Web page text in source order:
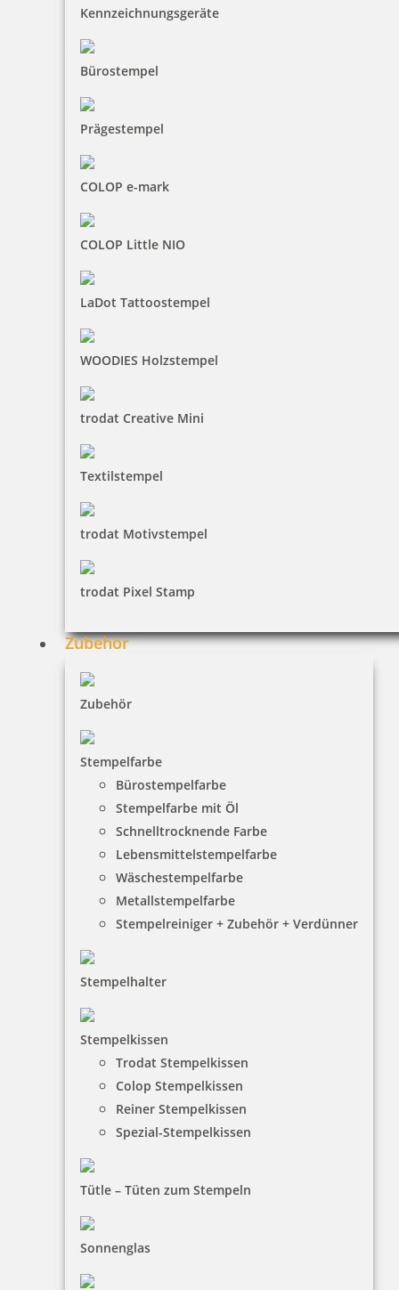
Kennzeichnungsgeräte
Bürostempel
Prägestempel
COLOP e-mark
COLOP Little NIO
LaDot Tattoostempel
WOODIES Holzstempel
trodat Creative Mini
Textilstempel
trodat Motivstempel
trodat Pixel Stamp
Zubehör
Zubehör
Stempelfarbe
Bürostempelfarbe
Stempelfarbe mit Öl
Schnelltrocknende Farbe
Lebensmittelstempelfarbe
Wäschestempelfarbe
Metallstempelfarbe
Stempelreiniger + Zubehör + Verdünner
Stempelhalter
Stempelkissen
Trodat Stempelkissen
Colop Stempelkissen
Reiner Stempelkissen
Spezial-Stempelkissen
Tütle – Tüten zum Stempeln
Sonnenglas
Colop WOODIES Stempel Auto mit Tannenbaum
4,94 €
Colop WOODIES Stempel Fäustlinge
Colop WOODIES Stempel Kerze
4,94 €
4,94 €